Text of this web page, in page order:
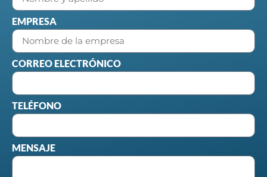
EMPRESA
CORREO ELECTRÓNICO
TELÉFONO
MENSAJE